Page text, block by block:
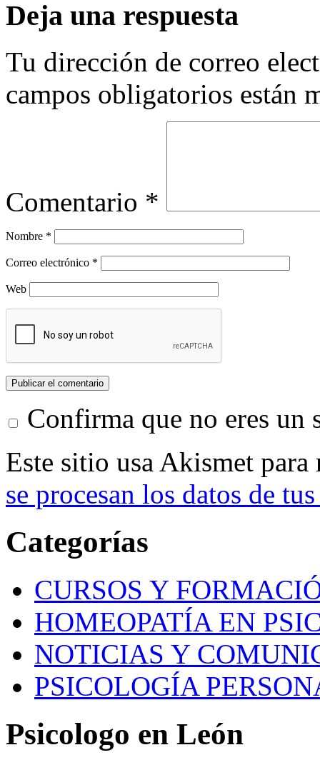
Deja una respuesta
Tu dirección de correo
campos obligatorios están
Comentario *
Nombre *
Correo electrónico *
Web
Confirma que no eres un
Este sitio usa Akismet
se procesan los datos de
Categorías
CURSOS Y
HOMEOPATÍA EN
NOTICIAS Y
PSICOLOGÍA
Psicologo en León